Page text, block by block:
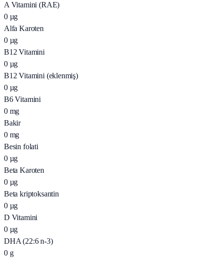
A Vitamini (RAE)
0 µg
Alfa Karoten
0 µg
B12 Vitamini
0 µg
B12 Vitamini (eklenmiş)
0 µg
B6 Vitamini
0 mg
Bakir
0 mg
Besin folati
0 µg
Beta Karoten
0 µg
Beta kriptoksantin
0 µg
D Vitamini
0 µg
DHA (22:6 n-3)
0 g